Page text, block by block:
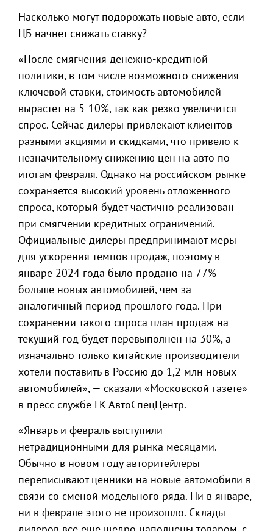
Насколько могут подорожать новые авто, если
ЦБ начнет снижать ставку?
«После смягчения денежно-кредитной
политики, в том числе возможного снижения
ключевой ставки, стоимость автомобилей
вырастет на 5-10%, так как резко увеличится
спрос. Сейчас дилеры привлекают клиентов
разными акциями и скидками, что привело к
незначительному снижению цен на авто по
итогам февраля. Однако на российском рынке
сохраняется высокий уровень отложенного
спроса, который будет частично реализован
при смягчении кредитных ограничений.
Официальные дилеры предпринимают меры
для ускорения темпов продаж, поэтому в
январе 2024 года было продано на 77%
больше новых автомобилей, чем за
аналогичный период прошлого года. При
сохранении такого спроса план продаж на
текущий год будет перевыполнен на 30%, а
изначально только китайские производители
хотели поставить в Россию до 1,2 млн новых
автомобилей», — сказали «Московской газете»
в пресс-службе ГК АвтоСпецЦентр.
«Январь и февраль выступили
нетрадиционными для рынка месяцами.
Обычно в новом году авторитейлеры
переписывают ценники на новые автомобили в
связи со сменой модельного ряда. Ни в январе,
ни в феврале этого не произошло. Склады